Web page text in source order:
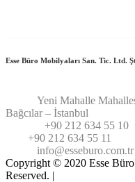
Esse Büro Mobilyaları San. Tic. Ltd.
Yeni Mahalle
Bağcılar – İstanbul
+90 212 634 55 10
+90 212 634 55 11
info@esseburo.com.tr
Copyright © 2020 Esse
Reserved. |